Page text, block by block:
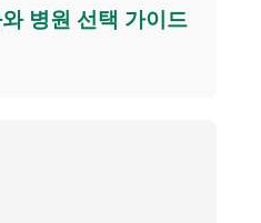
병원 선택 가이드